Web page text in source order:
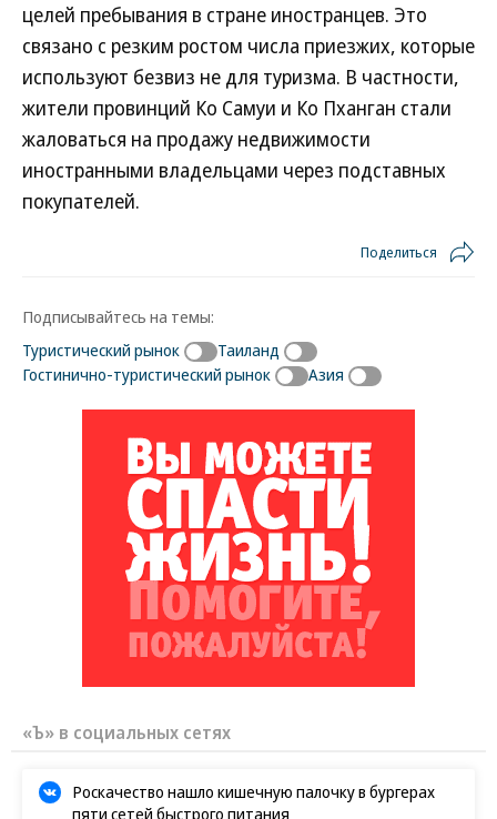
целей пребывания в стране иностранцев. Это
связано с резким ростом числа приезжих, которые
используют безвиз не для туризма. В частности,
жители провинций Ко Самуи и Ко Пханган стали
жаловаться на продажу недвижимости
иностранными владельцами через подставных
покупателей.
Поделиться
Подписывайтесь на темы:
Туристический рынок
Таиланд
Гостинично-туристический рынок
Азия
«Ъ» в социальных сетях
Роскачество нашло кишечную палочку в бургерах
пяти сетей быстрого питания